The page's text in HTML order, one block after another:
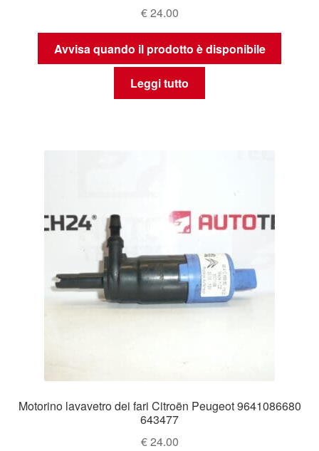
€24.00
Avvisa quando il prodotto è disponibile
Leggi tutto
Motorino lavavetro dei fari Citroën Peugeot 9641086680
643477
€24.00